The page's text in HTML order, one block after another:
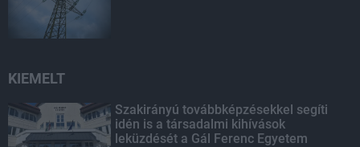
KIEMELT
Szakirányú továbbképzésekkel segíti
idén is a társadalmi kihívások
leküzdését a Gál Ferenc Egyetem